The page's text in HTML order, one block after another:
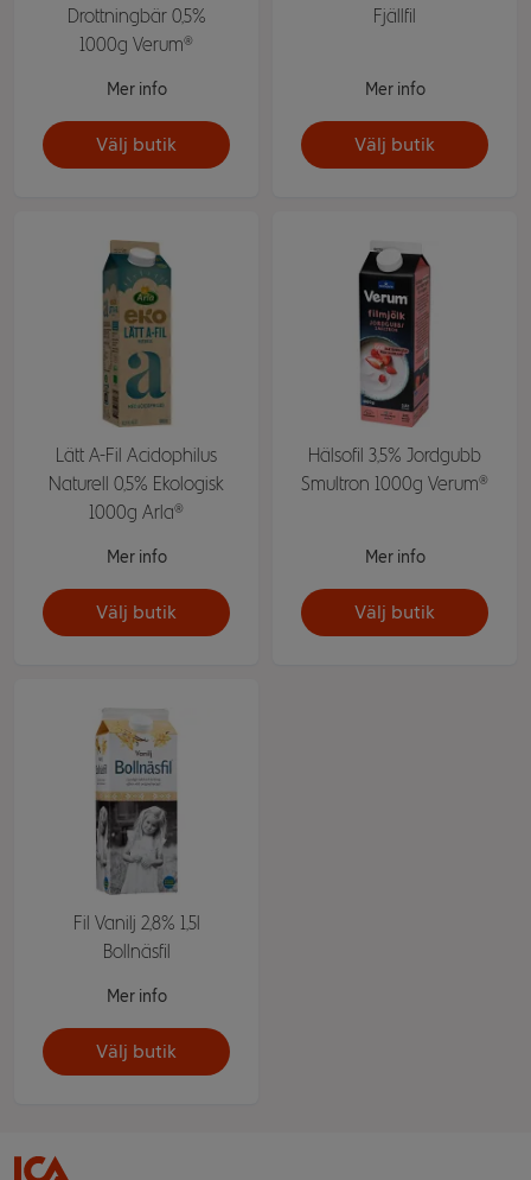
Drottningbär 0,5%
1000g Verum®
Mer info
Välj butik
Fjällfil
Mer info
Välj butik
Lätt A-Fil Acidophilus
Naturell 0,5% Ekologisk
1000g Arla®
Mer info
Välj butik
Hälsofil 3,5% Jordgubb
Smultron 1000g Verum®
Mer info
Välj butik
Fil Vanilj 2,8% 1,5l
Bollnäsfil
Mer info
Välj butik